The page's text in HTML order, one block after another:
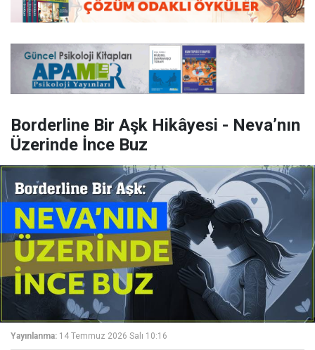
Borderline Bir Aşk Hikâyesi - Neva’nın
Üzerinde İnce Buz
Yayınlanma: 14 Temmuz 2026 Salı 10:16